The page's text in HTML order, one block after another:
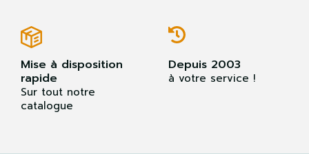
Mise à disposition
rapide
Sur tout notre
catalogue
Depuis 2003
à votre service !